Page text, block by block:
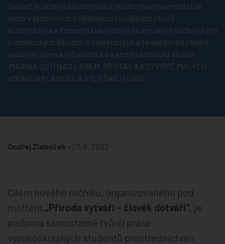
Soutěž je určena studentům a studentkám (samostatně
nebo v pracovních kolektivech) studijních oborů
Architektura a Pozemní stavitelství na vysokých technických
a uměleckých školách a univerzitách a tématem letošního
zadání je ideová urbanistická a architektonická studie
„MARINA ÚSTÍ NAD LABEM, PŘÍSTAV A KOTVIŠTĚ MALÝCH
VODNÍCH PLAVIDEL A VÝLETNÍCH LODÍ“.
Ondřej Zlatníček • 27. 6. 2022
Cílem nového ročníku, organizovaného pod
mottem „Příroda vytváří – člověk dotváří“, je
podpora samostatné tvůrčí práce
vysokoškolských studentů prostřednictvím